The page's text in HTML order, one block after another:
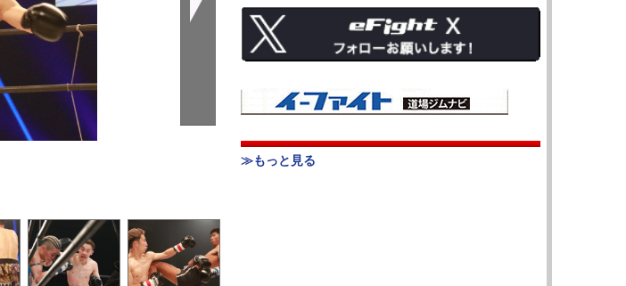
≫もっと見る